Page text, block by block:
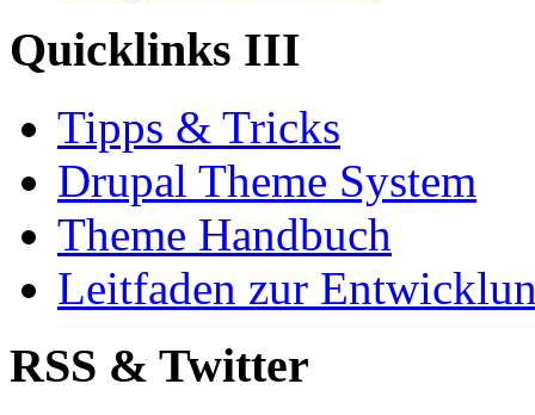
Quicklinks III
Tipps & Tricks
Drupal Theme System
Theme Handbuch
Leitfaden zur
RSS & Twitter